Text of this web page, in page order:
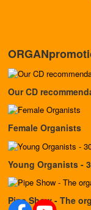
Our CD
Female Organists
Young Organists -
Pipe Show - The